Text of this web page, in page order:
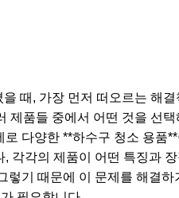
때, 가장 먼저 떠오르는 해결
제품들 중에서 어떤 것을 선택
다양한 **하수구 청소 용품
각각의 제품이 어떤 특징과
렇기 때문에 이 문제를 해결하